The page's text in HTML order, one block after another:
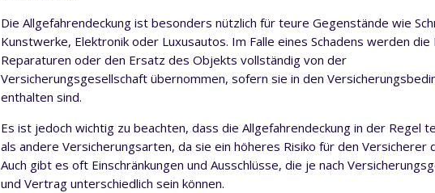
Die Allgefahrendeckung ist besonders nützlich für teure Gegenstände wie
Kunstwerke, Elektronik oder Luxusautos. Im Falle eines Schadens werden
Reparaturen oder den Ersatz des Objekts vollständig von der
Versicherungsgesellschaft übernommen, sofern sie in den
enthalten sind.
Es ist jedoch wichtig zu beachten, dass die Allgefahrendeckung in der Regel
als andere Versicherungsarten, da sie ein höheres Risiko für den Versicherer
Auch gibt es oft Einschränkungen und Ausschlüsse, die je nach
und Vertrag unterschiedlich sein können.